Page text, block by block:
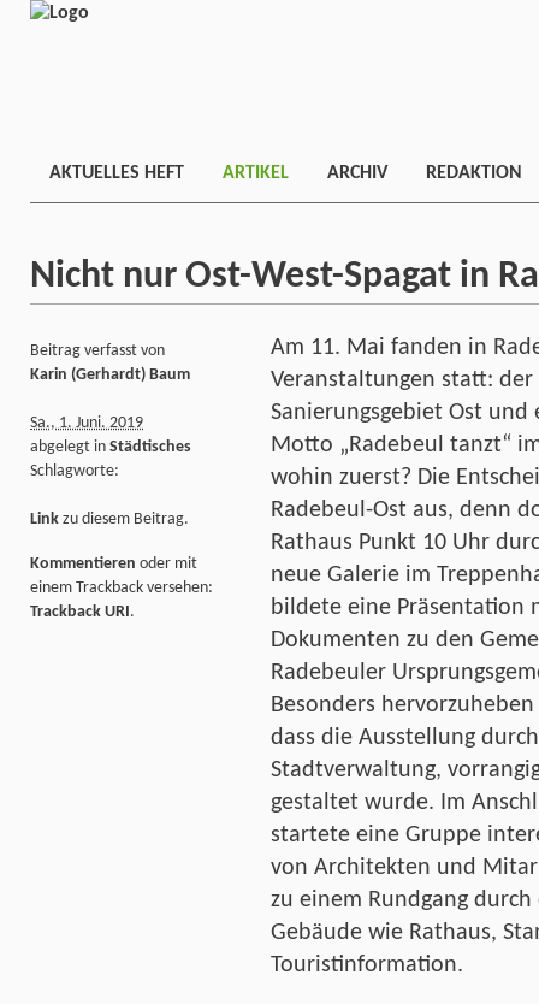
AKTUELLES HEFT ARTIKEL ARCHIV REDAKTION
Nicht nur Ost-West-Spagat in
Am 11. Mai fanden in
Veranstaltungen statt:
Sanierungsgebiet Ost
Motto „Radebeul tanzt“
wohin zuerst? Die
Radebeul-Ost aus, denn
Rathaus Punkt 10 Uhr
neue Galerie im
bildete eine Präsentation
Dokumenten zu den
Radebeuler
Besonders
dass die Ausstellung
Stadtverwaltung,
gestaltet wurde. Im
startete eine Gruppe
von Architekten und
zu einem Rundgang
Gebäude wie Rathaus,
Touristinformation.
Beitrag verfasst von
Karin (Gerhardt) Baum
Sa., 1. Juni. 2019
abgelegt in Städtisches
Schlagworte:
Link zu diesem Beitrag.
Kommentieren oder mit
einem Trackback versehen:
Trackback URI.